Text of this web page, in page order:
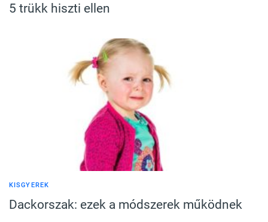
5 trükk hiszti ellen
KISGYEREK
Dackorszak: ezek a módszerek működnek